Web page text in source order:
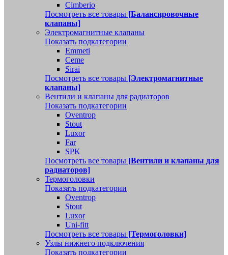
Cimberio
Посмотреть все товары [Балансировочные
клапаны]
Электромагнитные клапаны
Показать подкатегории
Emmeti
Ceme
Sirai
Посмотреть все товары [Электромагнитные
клапаны]
Вентили и клапаны для радиаторов
Показать подкатегории
Oventrop
Stout
Luxor
Far
SPK
Посмотреть все товары [Вентили и клапаны для
радиаторов]
Термоголовки
Показать подкатегории
Oventrop
Stout
Luxor
Uni-fitt
Посмотреть все товары [Термоголовки]
Узлы нижнего подключения
Показать подкатегории